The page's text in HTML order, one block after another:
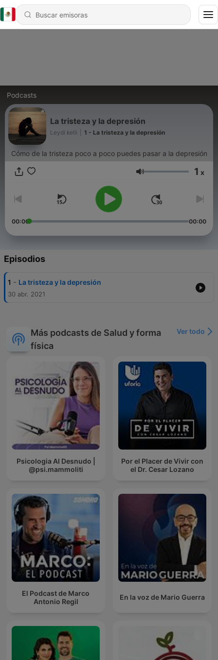
Podcasts
La tristeza y la depresión
Leydi kelli 1 - La tristeza y la depresión
Cómo de la tristeza poco a poco puedes pasar a la depresión
Volumen 1 x
00:00 00:00
Episodios
1 - La tristeza y la depresión
30 abr. 2021
Más podcasts de Salud y forma
física
Ver todo
Psicologia Al Desnudo |
@psi.mammoliti
Por el Placer de Vivir con
el Dr. Cesar Lozano
El Podcast de Marco
Antonio Regil
En la voz de Mario Guerra